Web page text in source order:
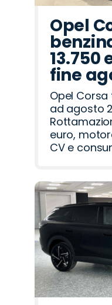
Opel
13.750
fine
Opel
ad agosto
euro,
CV e